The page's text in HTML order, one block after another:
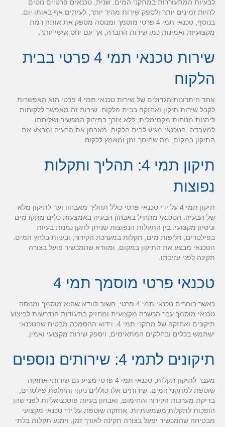
לבעיות המתעוררות במתקני המים. שנית, טכנאים פרטיים נוטים
להיות זמינים יותר ולספק שירות מהיר יותר, לעיתים אף באותו יום.
בנוסף, טכנאי תמי 4 פרטי מוסמך ומנוסה מספק את אותה רמת
מקצועיות ואמינות כמו שירות החברה, אך עם יחס אישי יותר.
שירות טכנאי תמי 4 פרטי בבית
הלקוח
אחד היתרונות הגדולים של שירות טכנאי תמי 4 פרטי הוא האפשרות
לקבל שירות תיקון ואחזקה בבית הלקוח. שירות זה מאפשר ללקוחות
ליהנות מנוחות מקסימלית, ללא צורך בפירוק המכשיר ושליחתו
למעבדה. הטכנאי מגיע לבית הלקוח, מאבחן את הבעיה ומבצע את
התיקון במקום, מה שחוסך זמן ומאמץ ללקוח.
תיקון תמי 4: תהליך ותקלות
נפוצות
תיקון תמי 4 על ידי טכנאי פרטי כולל תהליך מאבחון ועד לתיקון מלא
של הבעיה. הטכנאי מתחיל באבחון הבעיה באמצעות כלים מתקדמים
וניסיון מקצועי. בין התקלות הנפוצות שניתן לתקן נמנות בעיות
בפילטרים, דליפות מים, תקלות במערכת הקירור, ובעיות בלחץ המים.
הטכנאי מבצע את התיקון במקום, ומוודא שהמכשיר פועל בצורה
תקינה לפני עזיבתו.
טכנאי פרטי מוסמך תמי 4
כאשר בוחרים טכנאי תמי 4 פרטי, חשוב לוודא שהוא מוסמך ומנוסה.
טכנאי מוסמך עבר הכשרה מקצועית ומחזיק בתעודות הנדרשות לביצוע
תיקונים ואחזקה של מתקני תמי 4. וידוא ההסמכה מבטיח שהטכנאי
ישתמש בכלים ובחלקים המתאימים, ויספק שירות מקצועי ואמין.
תיקונים לתמי 4: שירותים נוספים
מעבר לתיקון תקלות, טכנאי תמי 4 פרטי מציע גם שירותי אחזקה
שוטפת למתקני המים. שירותים אלו כוללים ניקוי והחלפת פילטרים,
בדיקת מערכות הקירור והחימום, ואבחון בעיות פוטנציאליות לפני שהן
הופכות לתקלות משמעותיות. אחזקה שוטפת על ידי טכנאי מקצועי
מבטיחה שהמכשיר יפעל בצורה תקינה לאורך זמן, וימנע תקלות בלתי